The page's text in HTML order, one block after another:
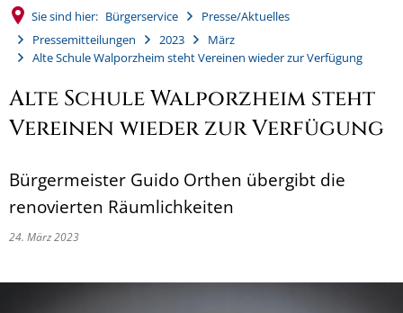
Sie sind hier: Bürgerservice
Presse/Aktuelles
Pressemitteilungen
2023
März
Alte Schule Walporzheim steht Vereinen wieder zur Verfügung
Alte Schule Walporzheim steht
Vereinen wieder zur Verfügung
Bürgermeister Guido Orthen übergibt die
renovierten Räumlichkeiten
24. März 2023